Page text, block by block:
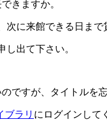
きますか。
に来館できる日まで
し出て下さい。
ですが、タイトルを忘
ブラリ にログインして